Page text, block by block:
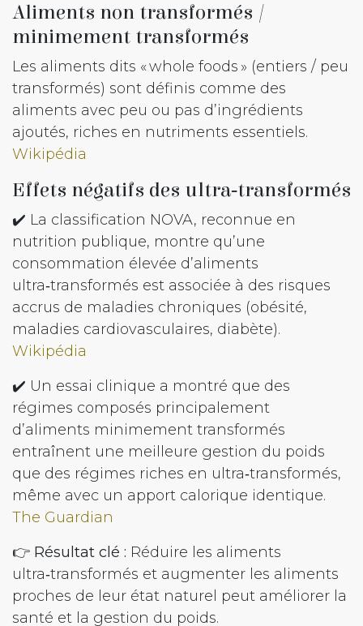
Aliments non transformés /
minimement transformés
Les aliments dits « whole foods » (entiers / peu
transformés) sont définis comme des
aliments avec peu ou pas d’ingrédients
ajoutés, riches en nutriments essentiels.
Wikipédia
Effets négatifs des ultra‑transformés
✔️ La classification NOVA, reconnue en
nutrition publique, montre qu’une
consommation élevée d’aliments
ultra‑transformés est associée à des risques
accrus de maladies chroniques (obésité,
maladies cardiovasculaires, diabète).
Wikipédia
✔️ Un essai clinique a montré que des
régimes composés principalement
d’aliments minimement transformés
entraînent une meilleure gestion du poids
que des régimes riches en ultra‑transformés,
même avec un apport calorique identique.
The Guardian
👉 Résultat clé : Réduire les aliments
ultra‑transformés et augmenter les aliments
proches de leur état naturel peut améliorer la
santé et la gestion du poids.